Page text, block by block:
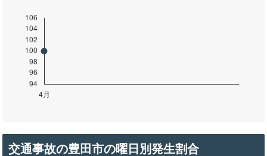
交通事故の豊田市の曜日別発生割合